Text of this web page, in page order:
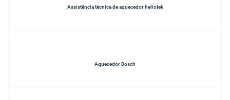
Assistência técnica de aquecedor heliotek
Aquecedor Bosch